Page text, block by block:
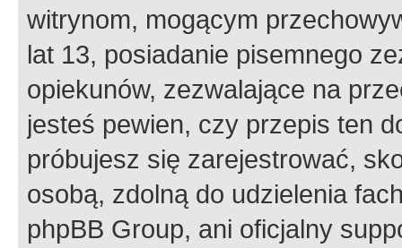
witrynom, mogącym
lat 13, posiadanie pisemnego
opiekunów, zezwalające na
jesteś pewien, czy przepis ten
próbujesz się zarejestrować,
osobą, zdolną do udzielenia
phpBB Group, ani oficjalny